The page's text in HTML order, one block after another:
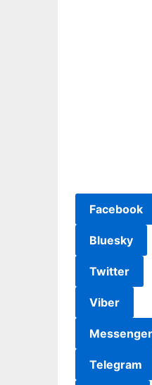
Facebook
Bluesky
Twitter
Viber
Messenger
Telegram